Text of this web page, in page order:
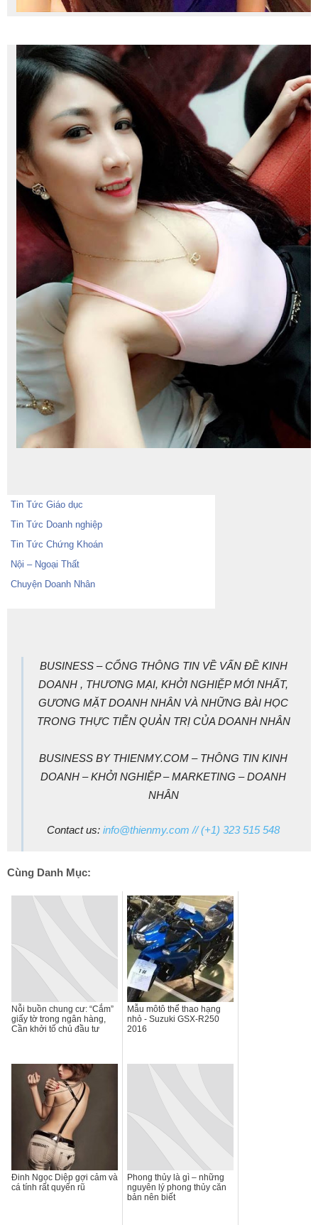
Tin Tức Giáo dục
Tin Tức Doanh nghiệp
Tin Tức Chứng Khoán
Nội – Ngoại Thất
Chuyện Doanh Nhân
BUSINESS – CỔNG THÔNG TIN VỀ VẤN ĐỀ KINH
DOANH , THƯƠNG MẠI, KHỞI NGHIỆP MỚI NHẤT,
GƯƠNG MẶT DOANH NHÂN VÀ NHỮNG BÀI HỌC
TRONG THỰC TIỄN QUẢN TRỊ CỦA DOANH NHÂN
BUSINESS BY THIENMY.COM – THÔNG TIN KINH
DOANH – KHỞI NGHIỆP – MARKETING – DOANH
NHÂN
Contact us: info@thienmy.com // (+1) 323 515 548
Cùng Danh Mục:
Nỗi buồn chung cư: “Cắm”
giấy tờ trong ngân hàng,
Cần khởi tố chủ đầu tư
Mẫu môtô thể thao hạng
nhỏ - Suzuki GSX-R250
2016
Đinh Ngọc Diệp gợi cảm và
cá tính rất quyến rũ
Phong thủy là gì – những
nguyên lý phong thủy căn
bản nên biết